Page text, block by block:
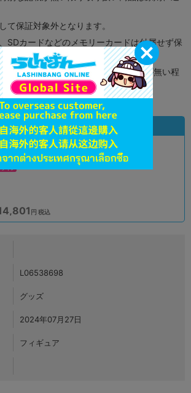
て保証対象外となります。
SDカードなどのメモリーカードは付属せず保
。
り面のキズに関しまして再生に支障が無い程
がございます。
コチラ
状態違いの同一商品
:A
イン
円 税込
L06538698
グッズ
2024年07月27日
フィギュア